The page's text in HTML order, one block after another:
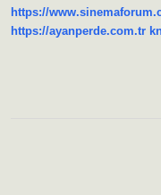
https://
https://ayanperde.com.tr